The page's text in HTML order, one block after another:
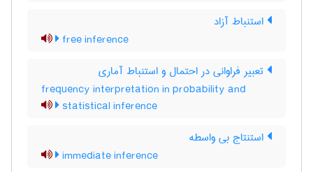
استنباط آزاد
free inference
تعبیر فراوانی در احتمال و استنباط آماری
frequency interpretation in probability and
statistical inference
استنتاج بی واسطه
immediate inference